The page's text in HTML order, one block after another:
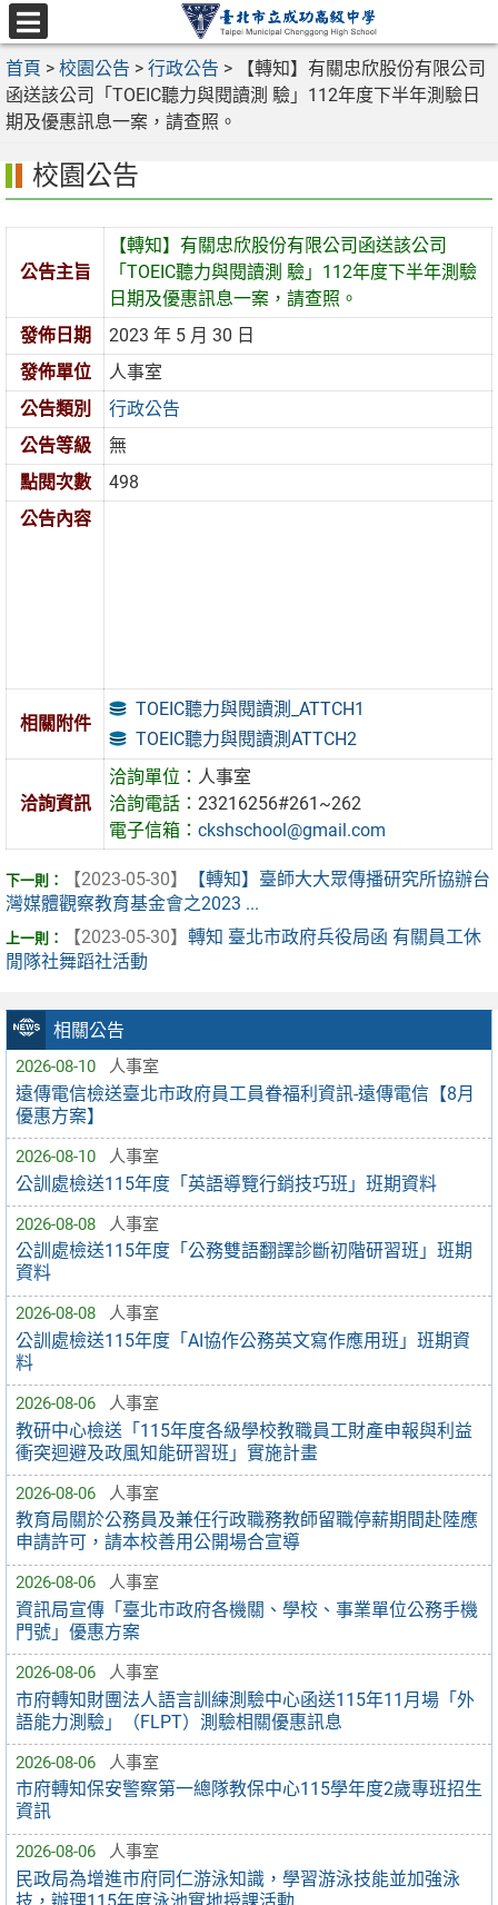
跳
至
主
要
內
選
單
首頁 > 校園公告 > 行政公告 >
【轉知】有關忠欣股份有限公司
函送該公司「TOEIC聽力與閱讀測 驗」112年度下半年測驗日
期及優惠訊息一案，請查照。
相關公告
2026-08-10 人事室
遠傳電信檢送臺北市政府員工員眷福利資訊-遠傳電信【8月
優惠方案】
2026-08-10 人事室
公訓處檢送115年度「英語導覽行銷技巧班」班期資料
2026-08-08 人事室
公訓處檢送115年度「公務雙語翻譯診斷初階研習班」班期
資料
2026-08-08 人事室
公訓處檢送115年度「AI協作公務英文寫作應用班」班期資
料
2026-08-06 人事室
教研中心檢送「115年度各級學校教職員工財產申報與利益
衝突迴避及政風知能研習班」實施計畫
2026-08-06 人事室
教育局關於公務員及兼任行政職務教師留職停薪期間赴陸應
申請許可，請本校善用公開場合宣導
2026-08-06 人事室
資訊局宣傳「臺北市政府各機關、學校、事業單位公務手機
門號」優惠方案
2026-08-06 人事室
市府轉知財團法人語言訓練測驗中心函送115年11月場「外
語能力測驗」（FLPT）測驗相關優惠訊息
2026-08-06 人事室
市府轉知保安警察第一總隊教保中心115學年度2歲專班招生
資訊
2026-08-06 人事室
民政局為增進市府同仁游泳知識，學習游泳技能並加強泳
校園公告
公告主旨
【轉知】有關忠欣股份有限公司函送該公司
「TOEIC聽力與閱讀測 驗」112年度下半年測驗
日期及優惠訊息一案，請查照。
發佈日期
2023 年 5 月 30 日
發佈單位
人事室
公告類別
行政公告
公告等級
無
點閱次數
498
公告內容
相關附件
TOEIC聽力與閱讀測_ATTCH1
TOEIC聽力與閱讀測ATTCH2
洽詢資訊
洽詢單位： 人事室
洽詢電話：23216256#261~262
電子信箱：ckshschool@gmail.com
【2023-05-30】
【轉知】臺師大大眾傳播研究所協辦台
灣媒體觀察教育基金會之2023 ...
【2023-05-30】 轉知 臺北市政府兵役局函 有關員工休
閒隊社舞蹈社活動